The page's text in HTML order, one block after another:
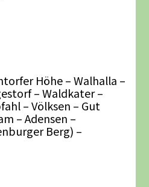
Höhe – Walhalla –
– Waldkater –
– Völksen – Gut
– Adensen –
Berg) –